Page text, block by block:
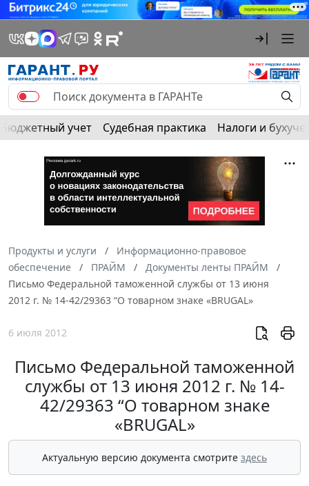
Бюджетный учет Судебная практика Налоги и
Продукты и услуги
Информационно-правовое
обеспечение
ПРАЙМ
Документы ленты ПРАЙМ
Письмо Федеральной таможенной службы от 13 июня
2012 г. № 14-42/29363 “О товарном знаке «BRUGAL»
6 июля 2012
Письмо Федеральной таможенной
службы от 13 июня 2012 г. № 14-
42/29363 “О товарном знаке
«BRUGAL»
Актуальную версию документа смотрите здесь